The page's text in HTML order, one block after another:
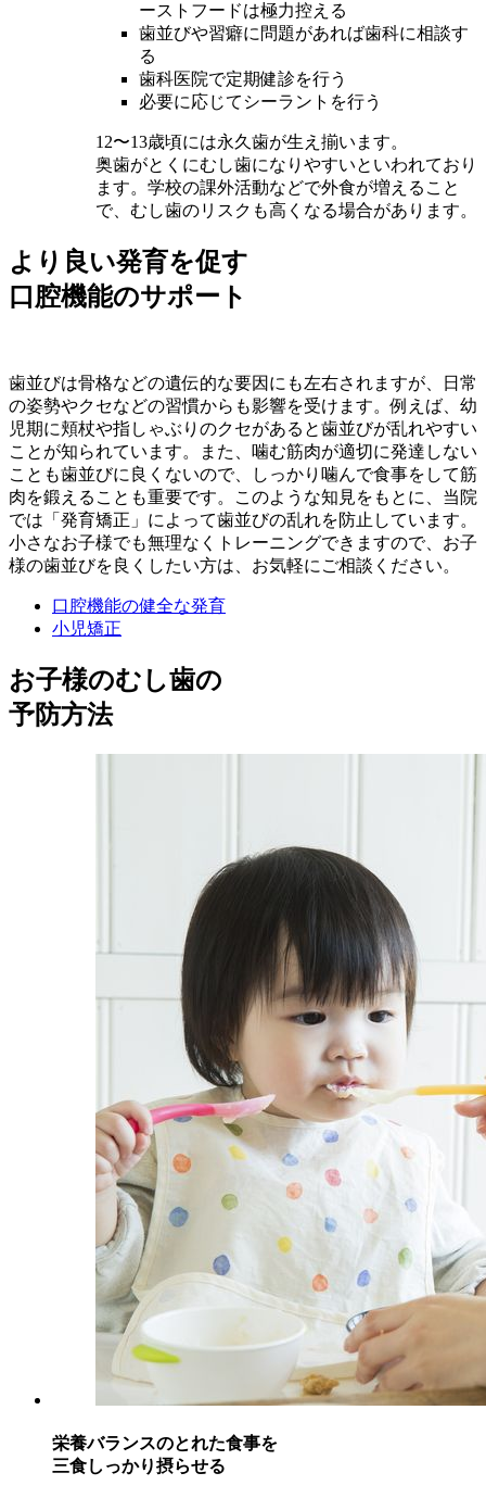
ーストフードは極力控える
歯並びや習癖に問題があれば歯科に相談す
る
歯科医院で定期健診を行う
必要に応じてシーラントを行う
12〜13歳頃には永久歯が生え揃います。
奥歯がとくにむし歯になりやすいといわれており
ます。学校の課外活動などで外食が増えること
で、むし歯のリスクも高くなる場合があります。
より良い発育を促す
口腔機能のサポート
歯並びは骨格などの遺伝的な要因にも左右されますが、日常
の姿勢やクセなどの習慣からも影響を受けます。例えば、幼
児期に頬杖や指しゃぶりのクセがあると歯並びが乱れやすい
ことが知られています。また、噛む筋肉が適切に発達しない
ことも歯並びに良くないので、しっかり噛んで食事をして筋
肉を鍛えることも重要です。このような知見をもとに、当院
では「発育矯正」によって歯並びの乱れを防止しています。
小さなお子様でも無理なくトレーニングできますので、お子
様の歯並びを良くしたい方は、お気軽にご相談ください。
口腔機能の健全な発育
小児矯正
お子様のむし歯の
予防方法
栄養バランスのとれた食事を
三食しっかり摂らせる